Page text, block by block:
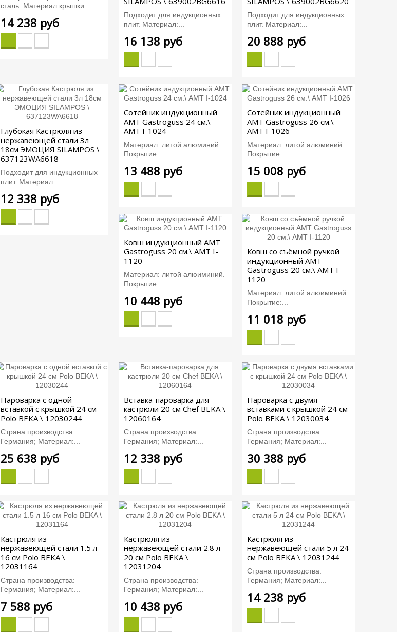
сталь. Материал крышки:...
14 238 руб
Подходит для индукционных
плит. Материал:...
16 138 руб
Подходит для индукционных
плит. Материал:...
20 888 руб
Глубокая Кастрюля из
нержавеющей стали 3л
18см ЭМОЦИЯ SILAMPOS \
637123WA6618
Подходит для индукционных
плит. Материал:...
12 338 руб
Сотейник индукционный
AMT Gastroguss 24 см.\
AMT I-1024
Материал: литой алюминий.
Покрытие:...
13 488 руб
Сотейник индукционный
AMT Gastroguss 26 см.\
AMT I-1026
Материал: литой алюминий.
Покрытие:...
15 008 руб
Ковш индукционный AMT
Gastroguss 20 см.\ AMT I-
1120
Материал: литой алюиминий.
Покрытие:...
10 448 руб
Ковш со съёмной ручкой
индукционный AMT
Gastroguss 20 см.\ AMT I-
1120
Материал: литой алюиминий.
Покрытие:...
11 018 руб
Пароварка с одной
вставкой с крышкой 24 см
Polo BEKA \ 12030244
Страна производства:
Германия; Материал:...
25 638 руб
Вставка-пароварка для
кастрюли 20 см Chef BEKA \
12060164
Страна производства:
Германия; Материал:...
12 338 руб
Пароварка с двумя
вставками с крышкой 24 см
Polo BEKA \ 12030034
Страна производства:
Германия; Материал:...
30 388 руб
Кастрюля из
нержавеющей стали 1.5 л
16 см Polo BEKA \
12031164
Страна производства:
Германия; Материал:...
7 588 руб
Кастрюля из
нержавеющей стали 2.8 л
20 см Polo BEKA \
12031204
Страна производства:
Германия; Материал:...
10 438 руб
Кастрюля из
нержавеющей стали 5 л 24
см Polo BEKA \ 12031244
Страна производства:
Германия; Материал:...
14 238 руб